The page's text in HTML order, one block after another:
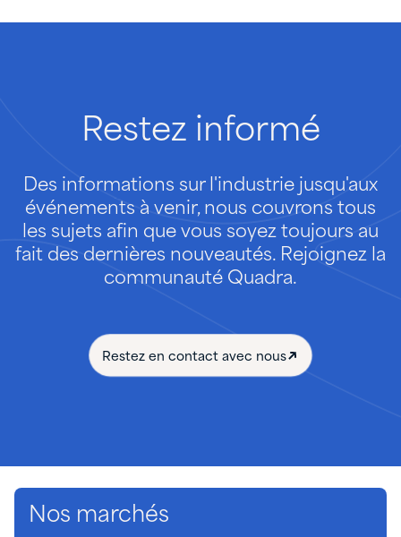
Restez informé
Des informations sur l'industrie jusqu'aux
événements à venir, nous couvrons tous
les sujets afin que vous soyez toujours au
fait des dernières nouveautés. Rejoignez la
communauté Quadra.
Restez en contact avec nous
Nos marchés